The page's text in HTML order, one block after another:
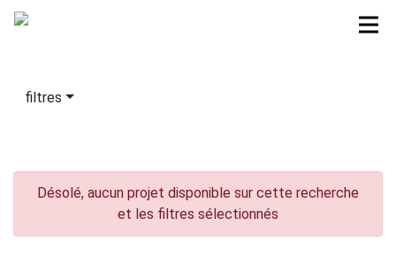
filtres
Désolé, aucun projet disponible sur cette recherche
et les filtres sélectionnés